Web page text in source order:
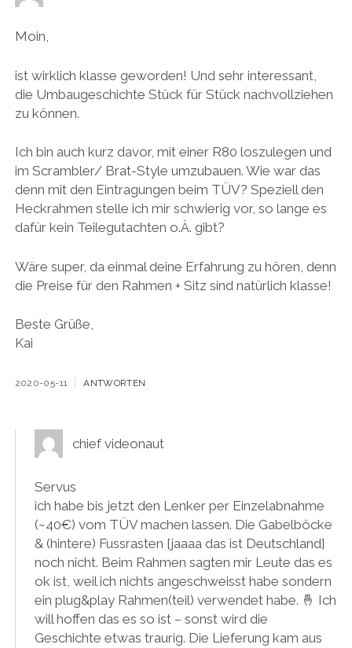
Moin,
ist wirklich klasse geworden! Und sehr interessant,
die Umbaugeschichte Stück für Stück nachvollziehen
zu können.
Ich bin auch kurz davor, mit einer R80 loszulegen und
im Scrambler/ Brat-Style umzubauen. Wie war das
denn mit den Eintragungen beim TÜV? Speziell den
Heckrahmen stelle ich mir schwierig vor, so lange es
dafür kein Teilegutachten o.Ä. gibt?
Wäre super, da einmal deine Erfahrung zu hören, denn
die Preise für den Rahmen + Sitz sind natürlich klasse!
Beste Grüße,
Kai
2020-05-11 ANTWORTEN
chief videonaut
Servus
ich habe bis jetzt den Lenker per Einzelabnahme
(~40€) vom TÜV machen lassen. Die Gabelböcke
& (hintere) Fussrasten [jaaaa das ist Deutschland]
noch nicht. Beim Rahmen sagten mir Leute das es
ok ist, weil ich nichts angeschweisst habe sondern
ein plug&play Rahmen(teil) verwendet habe. 🤞 Ich
will hoffen das es so ist – sonst wird die
Geschichte etwas traurig. Die Lieferung kam aus